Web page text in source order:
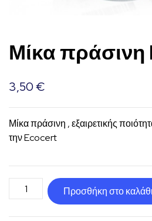
Μίκα πράσινη
3,50€
Μίκα πράσινη , εξαιρετικής
την Ecocert
Μίκα
πράσινη
Προσθήκη στο καλάθι